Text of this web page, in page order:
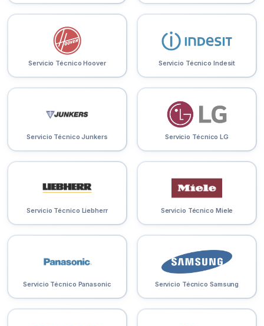
Servicio Técnico Hoover Servicio Técnico Indesit
Servicio Técnico Junkers Servicio Técnico LG
Servicio Técnico Liebherr Servicio Técnico Miele
Servicio Técnico Panasonic Servicio Técnico Samsung